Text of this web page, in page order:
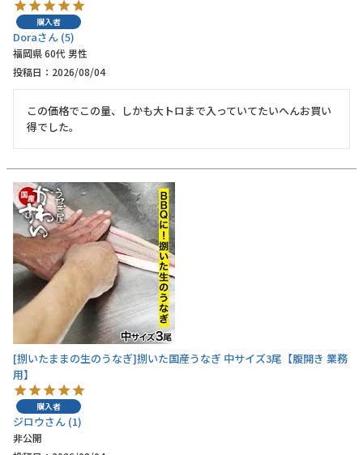
購入者
Dora 5
福岡県60代 男性
投稿日
2026/08/04
この価格でこの量、しかも大トロまで入っていてたいへんお買い
得でした。
[捌いたままの生のうなぎ]捌いた国産うなぎ 中サイズ3尾【腹開き 業務
用】
購入者
ジロウ 1
非公開